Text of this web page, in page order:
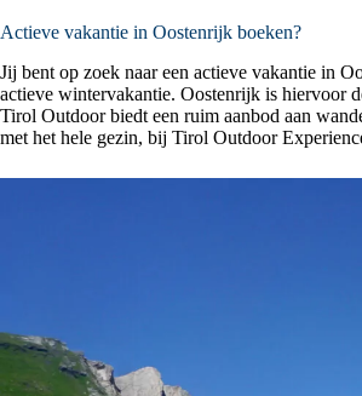
Actieve vakantie in Oostenrijk boeken?
Jij bent op zoek naar een actieve vakantie in
actieve wintervakantie. Oostenrijk is hiervoor
Tirol Outdoor biedt een ruim aanbod aan
met het hele gezin, bij Tirol Outdoor